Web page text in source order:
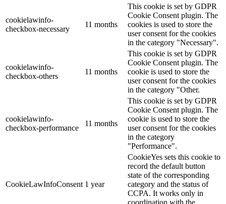
cookielawinfo-
checkbox-necessary
11 months
This cookie is set by GDPR
Cookie Consent plugin. The
cookies is used to store the
user consent for the cookies
in the category "Necessary".
cookielawinfo-
checkbox-others
11 months
This cookie is set by GDPR
Cookie Consent plugin. The
cookie is used to store the
user consent for the cookies
in the category "Other.
cookielawinfo-
checkbox-performance
11 months
This cookie is set by GDPR
Cookie Consent plugin. The
cookie is used to store the
user consent for the cookies
in the category
"Performance".
CookieLawInfoConsent 1 year
CookieYes sets this cookie to
record the default button
state of the corresponding
category and the status of
CCPA. It works only in
coordination with the